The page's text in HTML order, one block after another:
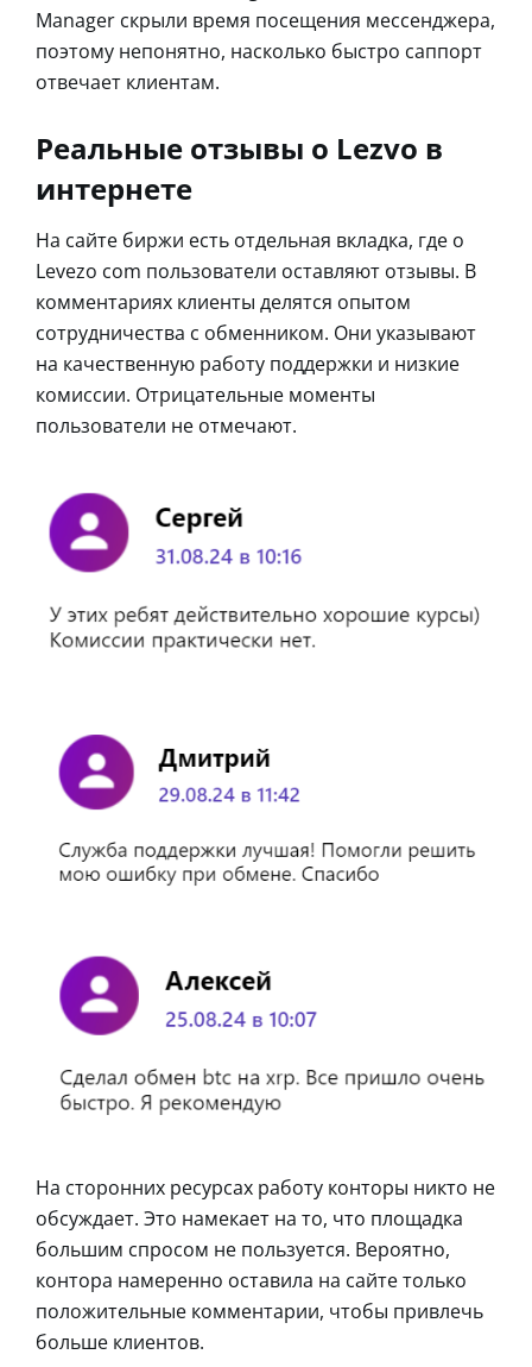
Manager скрыли время посещения мессенджера,
поэтому непонятно, насколько быстро саппорт
отвечает клиентам.
Реальные отзывы о Lezvo в
интернете
На сайте биржи есть отдельная вкладка, где о
Levezo com пользователи оставляют отзывы. В
комментариях клиенты делятся опытом
сотрудничества с обменником. Они указывают
на качественную работу поддержки и низкие
комиссии. Отрицательные моменты
пользователи не отмечают.
На сторонних ресурсах работу конторы никто не
обсуждает. Это намекает на то, что площадка
большим спросом не пользуется. Вероятно,
контора намеренно оставила на сайте только
положительные комментарии, чтобы привлечь
больше клиентов.